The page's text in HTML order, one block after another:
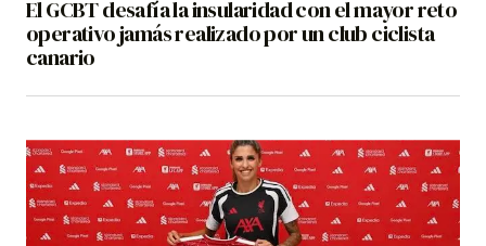
El GCBT desafía la insularidad con el mayor reto
operativo jamás realizado por un club ciclista
canario